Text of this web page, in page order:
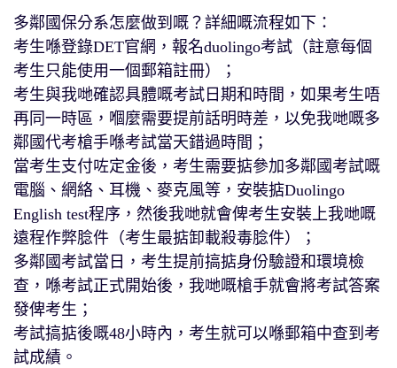
多鄰國保分系怎麼做到嘅？詳細嘅流程如下：
考生喺登錄DET官網，報名duolingo考試（註意每個
考生只能使用一個郵箱註冊）；
考生與我哋確認具體嘅考試日期和時間，如果考生唔
再同一時區，嗰麼需要提前話明時差，以免我哋嘅多
鄰國代考槍手喺考試當天錯過時間；
當考生支付咗定金後，考生需要掂參加多鄰國考試嘅
電腦、網絡、耳機、麥克風等，安裝掂Duolingo
English test程序，然後我哋就會俾考生安裝上我哋嘅
遠程作弊腍件（考生最掂卸載殺毒腍件）；
多鄰國考試當日，考生提前搞掂身份驗證和環境檢
查，喺考試正式開始後，我哋嘅槍手就會將考試答案
發俾考生；
考試搞掂後嘅48小時內，考生就可以喺郵箱中查到考
試成績。